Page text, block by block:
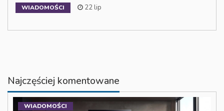
WIADOMOŚCI 22 lip
Najczęściej komentowane
WIADOMOŚCI